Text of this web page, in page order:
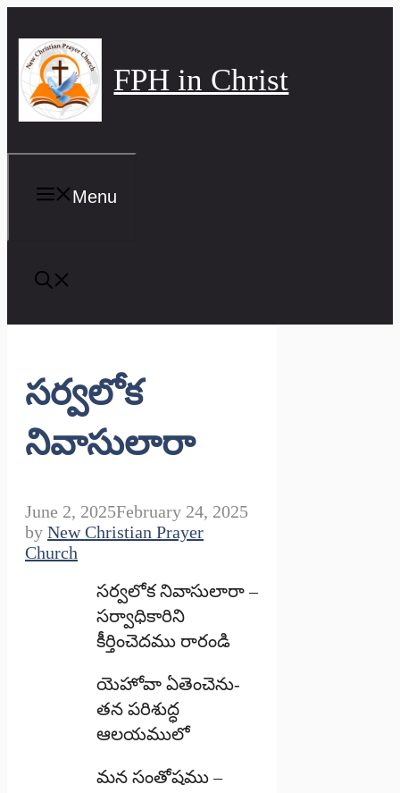
to
content
FPH in Christ
Menu
సర్వలోక
నివాసులారా
June 2, 2025February 24, 2025
by New Christian Prayer
Church
సర్వలోక నివాసులారా –
సర్వాధికారిని
కీర్తించెదము రారండి
యెహోవా ఏతెంచెను-
తన పరిశుద్ధ
ఆలయములో
మన సంతోషము –